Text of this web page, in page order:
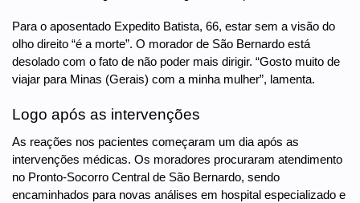
Para o aposentado Expedito Batista, 66, estar sem a visão do
olho direito “é a morte”. O morador de São Bernardo está
desolado com o fato de não poder mais dirigir. “Gosto muito de
viajar para Minas (Gerais) com a minha mulher”, lamenta.
Logo após as intervenções
As reações nos pacientes começaram um dia após as
intervenções médicas. Os moradores procuraram atendimento
no Pronto-Socorro Central de São Bernardo, sendo
encaminhados para novas análises em hospital especializado e